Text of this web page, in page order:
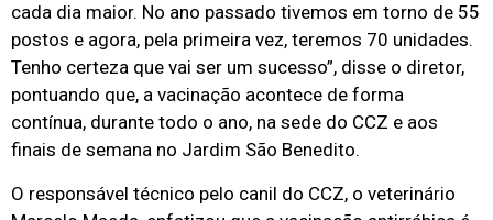
cada dia maior. No ano passado tivemos em torno de 55
postos e agora, pela primeira vez, teremos 70 unidades.
Tenho certeza que vai ser um sucesso”, disse o diretor,
pontuando que, a vacinação acontece de forma
contínua, durante todo o ano, na sede do CCZ e aos
finais de semana no Jardim São Benedito.
O responsável técnico pelo canil do CCZ, o veterinário